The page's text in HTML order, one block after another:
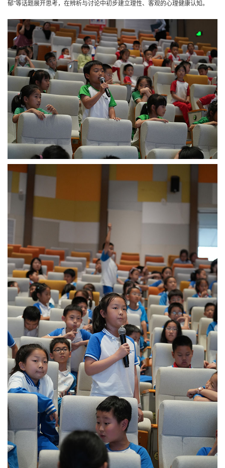
郁”等话题展开思考，在辨析与讨论中初步建立理性、客观的心理健康认知。